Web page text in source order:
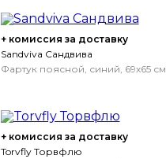
+ комиссия за доставку
Sandviva Сандвива
Фартук поясной, синий, 69x65 см
+ комиссия за доставку
Torvfly Торвфлю